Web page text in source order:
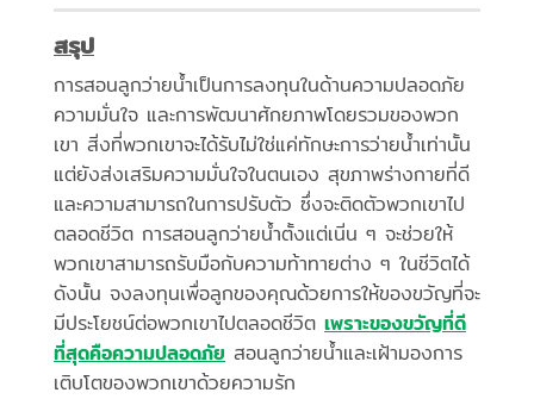
สรุป
การสอนลูกว่ายน้ำเป็นการลงทุนในด้านความปลอดภัย
ความมั่นใจ และการพัฒนาศักยภาพโดยรวมของพวก
เขา สิ่งที่พวกเขาจะได้รับไม่ใช่แค่ทักษะการว่ายน้ำเท่านั้น
แต่ยังส่งเสริมความมั่นใจในตนเอง สุขภาพร่างกายที่ดี
และความสามารถในการปรับตัว ซึ่งจะติดตัวพวกเขาไป
ตลอดชีวิต การสอนลูกว่ายน้ำตั้งแต่เนิ่น ๆ จะช่วยให้
พวกเขาสามารถรับมือกับความท้าทายต่าง ๆ ในชีวิตได้
ดังนั้น จงลงทุนเพื่อลูกของคุณด้วยการให้ของขวัญที่จะ
มีประโยชน์ต่อพวกเขาไปตลอดชีวิต เพราะของขวัญที่ดี
ที่สุดคือความปลอดภัย สอนลูกว่ายน้ำและเฝ้ามองการ
เติบโตของพวกเขาด้วยความรัก